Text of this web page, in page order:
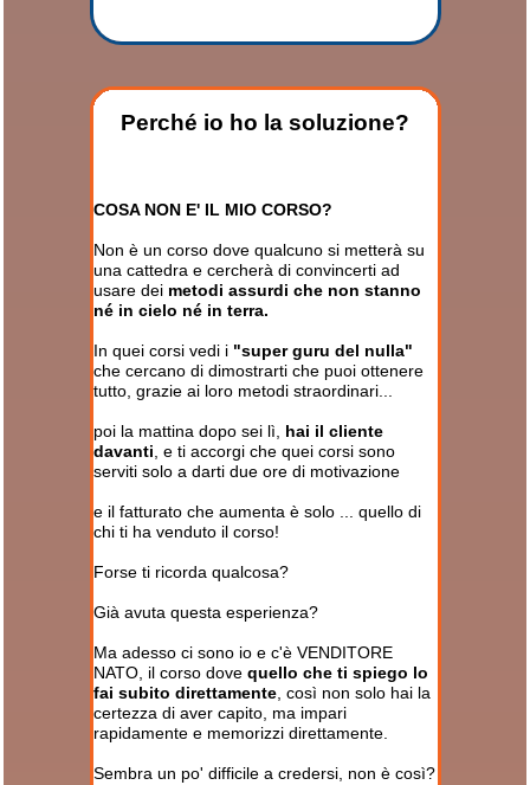
Perché io ho la soluzione?
COSA NON E' IL MIO CORSO?
Non è un corso dove qualcuno si metterà su
una cattedra e cercherà di convincerti ad
usare dei metodi assurdi che non stanno
né in cielo né in terra.
In quei corsi vedi i "super guru del nulla"
che cercano di dimostrarti che puoi ottenere
tutto, grazie ai loro metodi straordinari...
poi la mattina dopo sei lì, hai il cliente
davanti , e ti accorgi che quei corsi sono
serviti solo a darti due ore di motivazione
e il fatturato che aumenta è solo ... quello di
chi ti ha venduto il corso!
Forse ti ricorda qualcosa?
Già avuta questa esperienza?
Ma adesso ci sono io e c'è VENDITORE
NATO, il corso dove quello che ti spiego lo
fai subito direttamente, così non solo hai la
certezza di aver capito, ma impari
rapidamente e memorizzi direttamente.
Sembra un po' difficile a credersi, non è così?